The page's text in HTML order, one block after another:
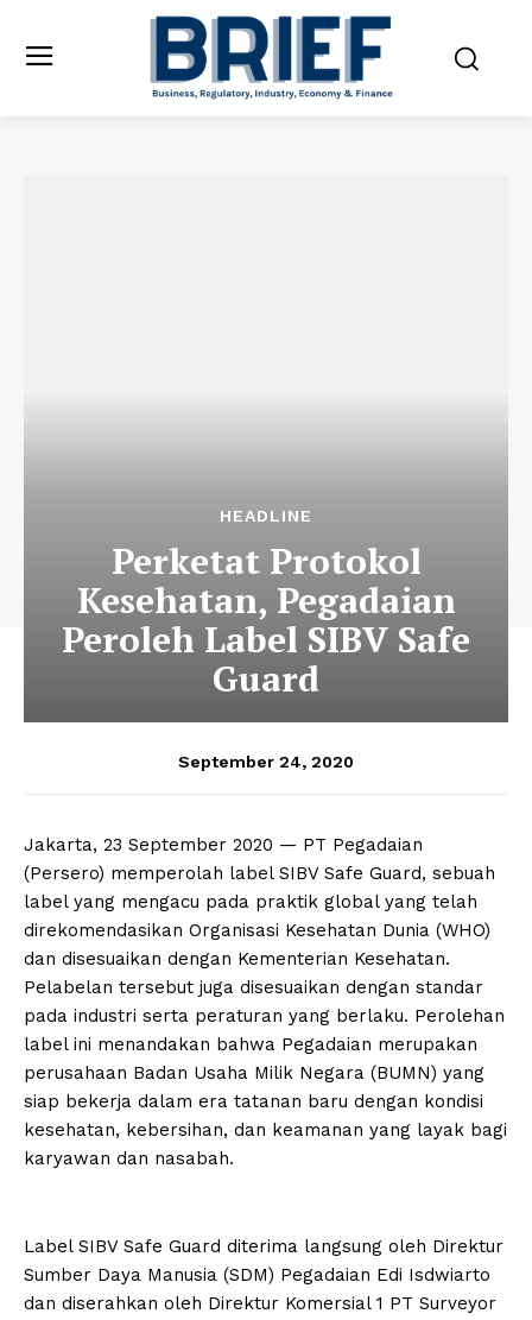
HEADLINE
Perketat Protokol
Kesehatan, Pegadaian
Peroleh Label SIBV Safe
Guard
September 24, 2020
Jakarta, 23 September 2020 — PT Pegadaian
(Persero) memperolah label SIBV Safe Guard, sebuah
label yang mengacu pada praktik global yang telah
direkomendasikan Organisasi Kesehatan Dunia (WHO)
dan disesuaikan dengan Kementerian Kesehatan.
Pelabelan tersebut juga disesuaikan dengan standar
pada industri serta peraturan yang berlaku. Perolehan
label ini menandakan bahwa Pegadaian merupakan
perusahaan Badan Usaha Milik Negara (BUMN) yang
siap bekerja dalam era tatanan baru dengan kondisi
kesehatan, kebersihan, dan keamanan yang layak bagi
karyawan dan nasabah.
Label SIBV Safe Guard diterima langsung oleh Direktur
Sumber Daya Manusia (SDM) Pegadaian Edi Isdwiarto
dan diserahkan oleh Direktur Komersial 1 PT Surveyor